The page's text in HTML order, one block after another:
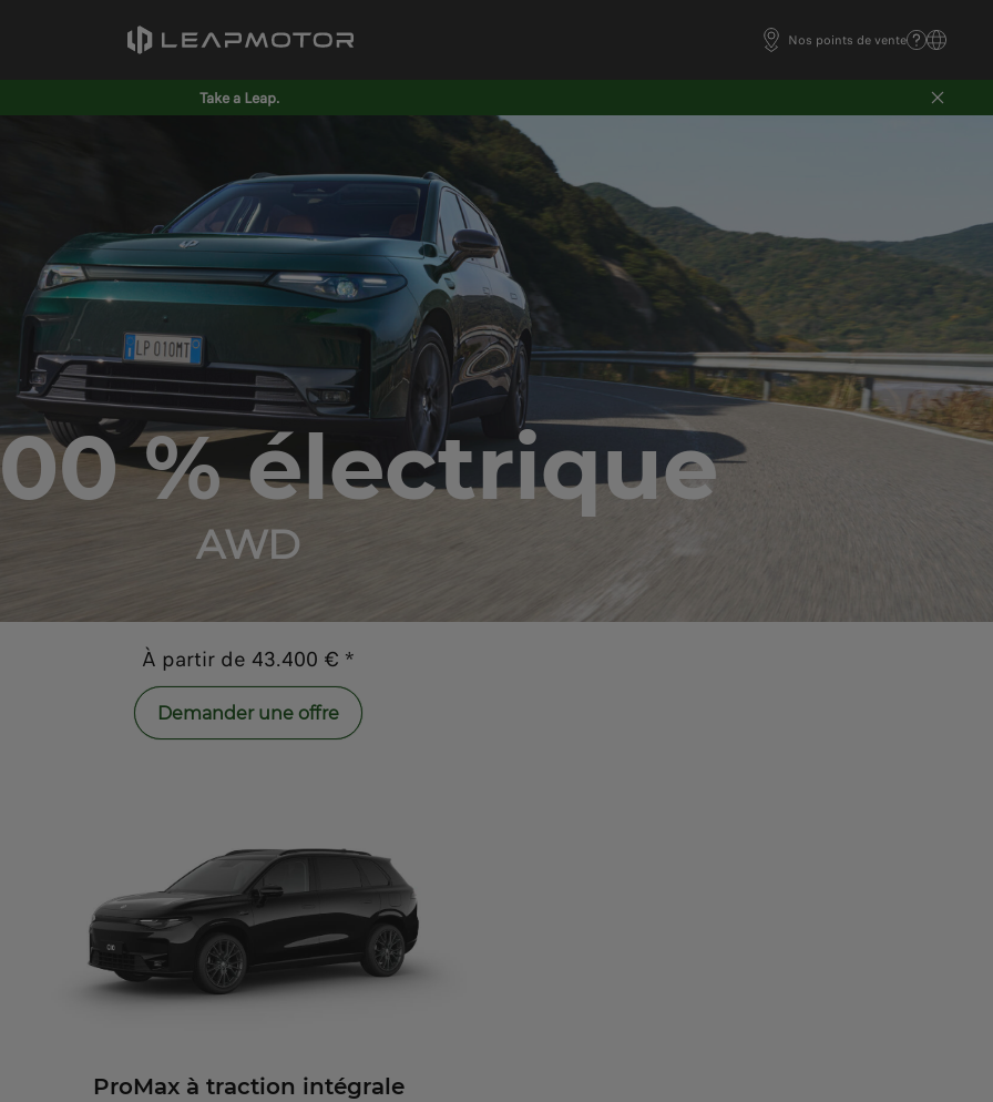
Nos points de vente
Take a Leap.
% électrique
AWD
À partir de 43.400 € *
Demander une offre
ProMax à traction intégrale